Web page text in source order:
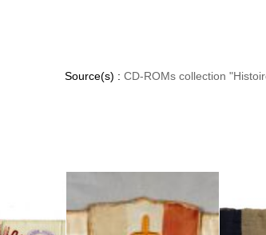
Source(s) : CD-ROMs collection